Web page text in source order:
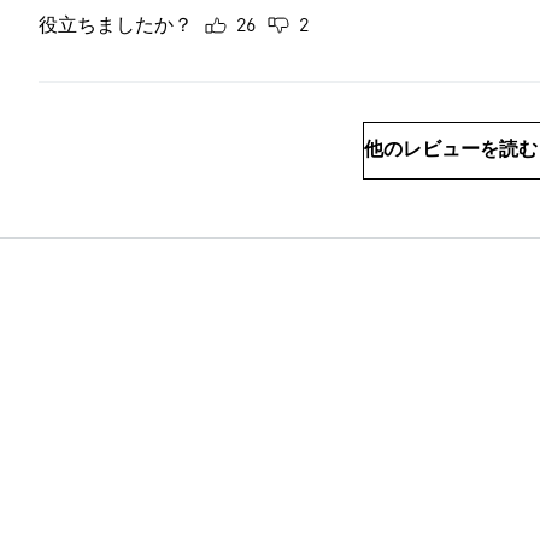
役立ちましたか？ 26 2
他のレビューを読む